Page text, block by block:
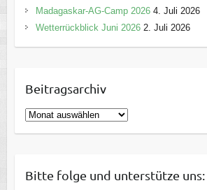
Madagaskar-AG-Camp 2026 4. Juli 2026
Wetterrückblick Juni 2026 2. Juli 2026
Beitragsarchiv
B
e
rBitte folge und unterstütze uns: